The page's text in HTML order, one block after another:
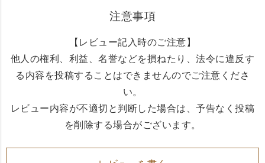
注意事項
【レビュー記入時のご注意】
他人の権利、利益、名誉などを損ねたり、法令に違反す
る内容を投稿することはできませんのでご注意くださ
い。
レビュー内容が不適切と判断した場合は、予告なく投稿
を削除する場合がございます。